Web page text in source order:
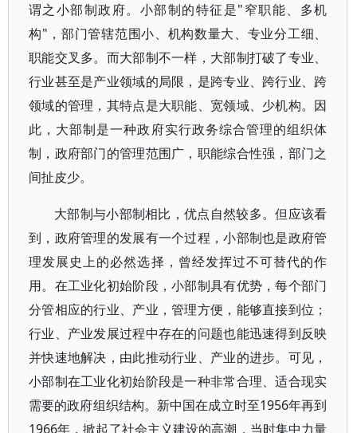
谓之小部制政府。小部制的特征是"窄职能、多机
构"，部门管辖范围小、机构数量大、专业分工细、
职能交叉多。而大部制不一样，大部制打破了专业、
行业甚至是产业领域的局限，是跨专业、跨行业、跨
领域的管理，其特点是大职能、宽领域、少机构。因
此，大部制是一种政府实行政务综合管理的组织体
制，政府部门的管理范围广，职能综合性强，部门之
间扯皮少。
大部制与小部制相比，优点自然较多。但应该看
到，政府管理的发展有一个过程，小部制也是政府管
理发展史上的必然选择，曾经发挥过不可替代的作
用。在工业化初始阶段，小部制具有优势，每个部门
分管相应的行业、产业，管理方便，能够直接到位；
行业、产业发展过程中存在的问题也能迅速得到反映
并快速地解决，由此推动行业、产业的进步。可见，
小部制在工业化初始阶段是一种非常合理、适合现实
需要的政府组织结构。新中国在成立时至1956年再到
1966年，掀起了社会主义建设的高潮，当时集中力量